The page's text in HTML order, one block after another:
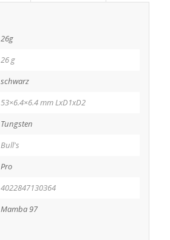
26g
26 g
schwarz
53×6.4×6.4 mm LxD1xD2
Tungsten
Bull's
Pro
4022847130364
Mamba 97